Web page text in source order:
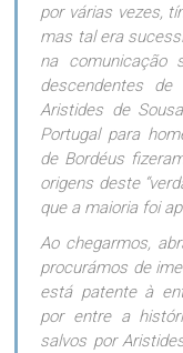
por várias vezes,
mas tal era
na comunicação
descendentes
Aristides de
Portugal para
de Bordéus
origens deste
que a maioria foi
Ao chegarmos,
procurámos de
está patente à
por entre a
salvos por